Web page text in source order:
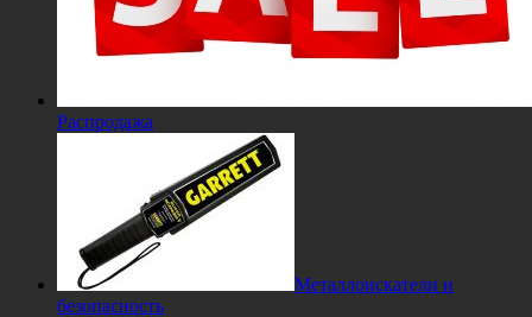
Распродажа
Металлоискатели и
безопасность